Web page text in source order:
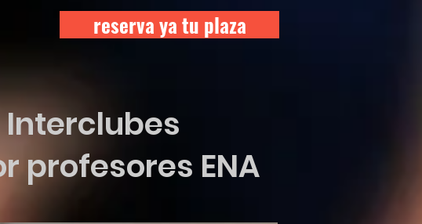
reserva ya tu plaza
Interclubes
profesores ENA